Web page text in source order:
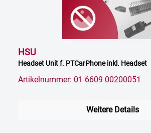
HSU
Headset Unit f. PTCarPhone inkl. Headset
Artikelnummer: 01 6609 00200051
Weitere Details